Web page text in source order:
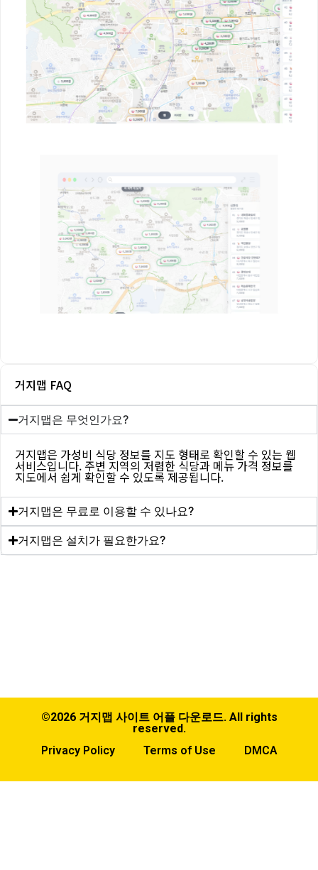
거지맵 FAQ
거지맵은 무엇인가요?
거지맵은 가성비 식당 정보를 지도 형태로 확인할 수 있는 웹
서비스입니다. 주변 지역의 저렴한 식당과 메뉴 가격 정보를
지도에서 쉽게 확인할 수 있도록 제공됩니다.
거지맵은 무료로 이용할 수 있나요?
거지맵은 설치가 필요한가요?
©2026 거지맵 사이트 어플 다운로드. All rights
reserved.
Privacy Policy
Terms of Use DMCA